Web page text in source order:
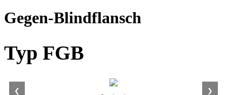
Gegen-Blindflansch
Typ FGB
❮ ❯